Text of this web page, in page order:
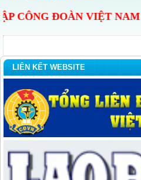
ĐOÀN VIỆT NAM (28/7/
LIÊN KẾT WEBSITE